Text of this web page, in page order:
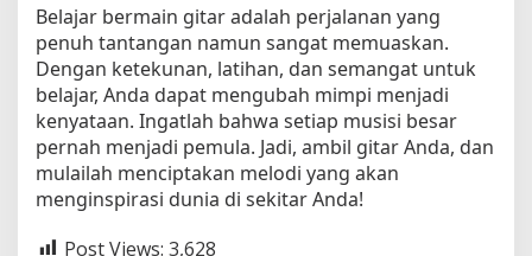
Belajar bermain gitar adalah perjalanan yang
penuh tantangan namun sangat memuaskan.
Dengan ketekunan, latihan, dan semangat untuk
belajar, Anda dapat mengubah mimpi menjadi
kenyataan. Ingatlah bahwa setiap musisi besar
pernah menjadi pemula. Jadi, ambil gitar Anda, dan
mulailah menciptakan melodi yang akan
menginspirasi dunia di sekitar Anda!
Post Views: 3,628